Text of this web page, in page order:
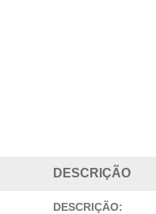
DESCRIÇÃO
DESCRIÇÃO: